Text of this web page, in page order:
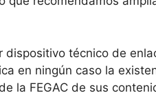
dispositivo técnico de
en ningún caso la
la FEGAC de sus